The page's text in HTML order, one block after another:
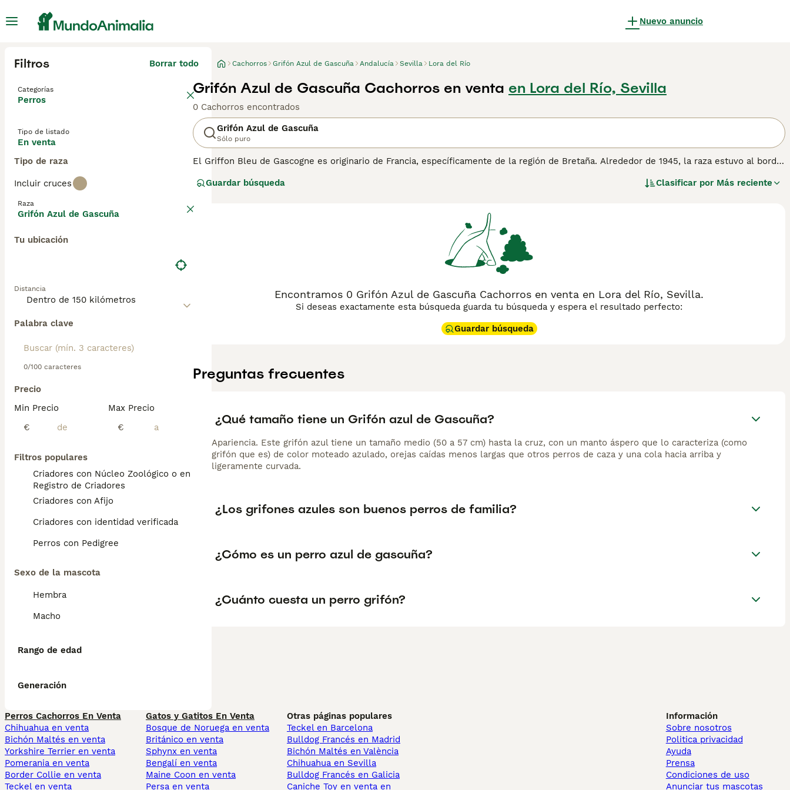
Nuevo anuncio
Filtros Borrar todo
Categorías
Perros
Tipo de listado
En venta
Tipo de raza
Incluir cruces
Raza
Grifón Azul de Gascuña
Tu ubicación
Distancia
Palabra clave
0/100 caracteres
Precio
Min Precio
€
Max Precio
€
Filtros populares
Criadores con Núcleo Zoológico o en el
Registro de Criadores
Criadores con Afijo
Criadores con identidad verificada
Perros con Pedigree
Sexo de la mascota
Hembra
Macho
Rango de edad
Generación
Cachorros Grifón Azul de Gascuña Andalucía Sevilla Lora del Río
Grifón Azul de Gascuña Cachorros en venta en Lora del Río, Sevilla
0 Cachorros encontrados
Grifón Azul de Gascuña
Sólo puro
El Griffon Bleu de Gascogne es originario de Francia, específicamente de la región de Bretaña. Alrededor de 1945, la raza estuvo al borde
originó de un cruce entre el Grand Bleu de Gascogne y los Griffons. Es un perro de caza, utilizado principalmente en la caza de liebres.
Guardar búsqueda Clasificar por Más reciente
Encontramos 0 Grifón Azul de Gascuña Cachorros en venta en Lora del Río, Sevilla.
Si deseas exactamente esta búsqueda guarda tu búsqueda y espera el resultado perfecto:
Guardar búsqueda
Preguntas frecuentes
¿Qué tamaño tiene un Grifón azul de Gascuña?
Apariencia. Este grifón azul tiene un tamaño medio (50 a 57 cm) hasta la cruz, con un manto áspero que lo caracteriza (como
grifón que es) de color moteado azulado, orejas caídas menos largas que otros perros de caza y una cola hacia arriba y
ligeramente curvada.
¿Los grifones azules son buenos perros de familia?
¿Cómo es un perro azul de gascuña?
¿Cuánto cuesta un perro grifón?
Perros Cachorros En Venta
Chihuahua en venta
Bichón Maltés en venta
Yorkshire Terrier en venta
Pomerania en venta
Border Collie en venta
Teckel en venta
Gatos y Gatitos En Venta
Bosque de Noruega en venta
Británico en venta
Sphynx en venta
Bengalí en venta
Maine Coon en venta
Persa en venta
Otras páginas populares
Teckel en Barcelona
Bulldog Francés en Madrid
Bichón Maltés en València
Chihuahua en Sevilla
Bulldog Francés en Galicia
Caniche Toy en venta en
Información
Sobre nosotros
Politica privacidad
Ayuda
Prensa
Condiciones de uso
Anunciar tus mascotas